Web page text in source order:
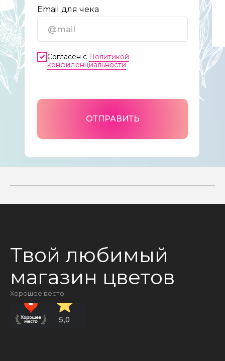
Email для чека
Согласен с Политикой
конфиденциальности
ОТПРАВИТЬ
Твой любимый
магазин цветов
Хорошее весто